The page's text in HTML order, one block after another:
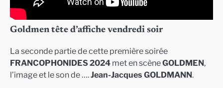
Goldmen tête d’affiche vendredi soir
La seconde partie de cette première soirée
FRANCOPHONIDES 2024 met en scèneGOLDMEN,
l’image et le son de ….Jean-Jacques GOLDMANN.